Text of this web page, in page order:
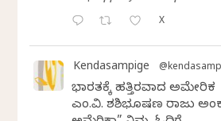
X
Kendasampige
ಭಾರತಕ್ಕೆ ಹತ್ತಿರವಾದ ಅಮೇರಿಕ
ಎಂ.ವಿ. ಶಶಿಭೂಷಣ ರಾಜು